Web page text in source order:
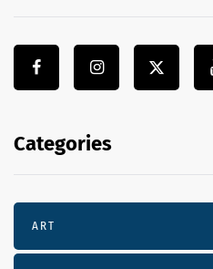
Categories
ART